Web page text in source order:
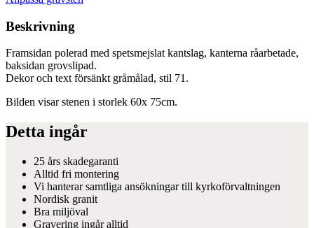
Beskrivning
Framsidan polerad med spetsmejslat kantslag, kanterna råarbetade,
baksidan grovslipad.
Dekor och text försänkt gråmålad, stil 71.
Bilden visar stenen i storlek 60x 75cm.
Detta ingår
25 års skadegaranti
Alltid fri montering
Vi hanterar samtliga ansökningar till kyrkoförvaltningen
Nordisk granit
Bra miljöval
Gravering ingår alltid